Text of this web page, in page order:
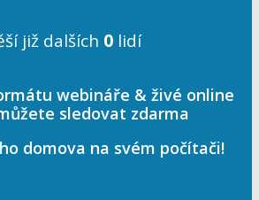
již dalších 0 lidí
webináře & živé online
sledovat zdarma
domova na svém počítači!